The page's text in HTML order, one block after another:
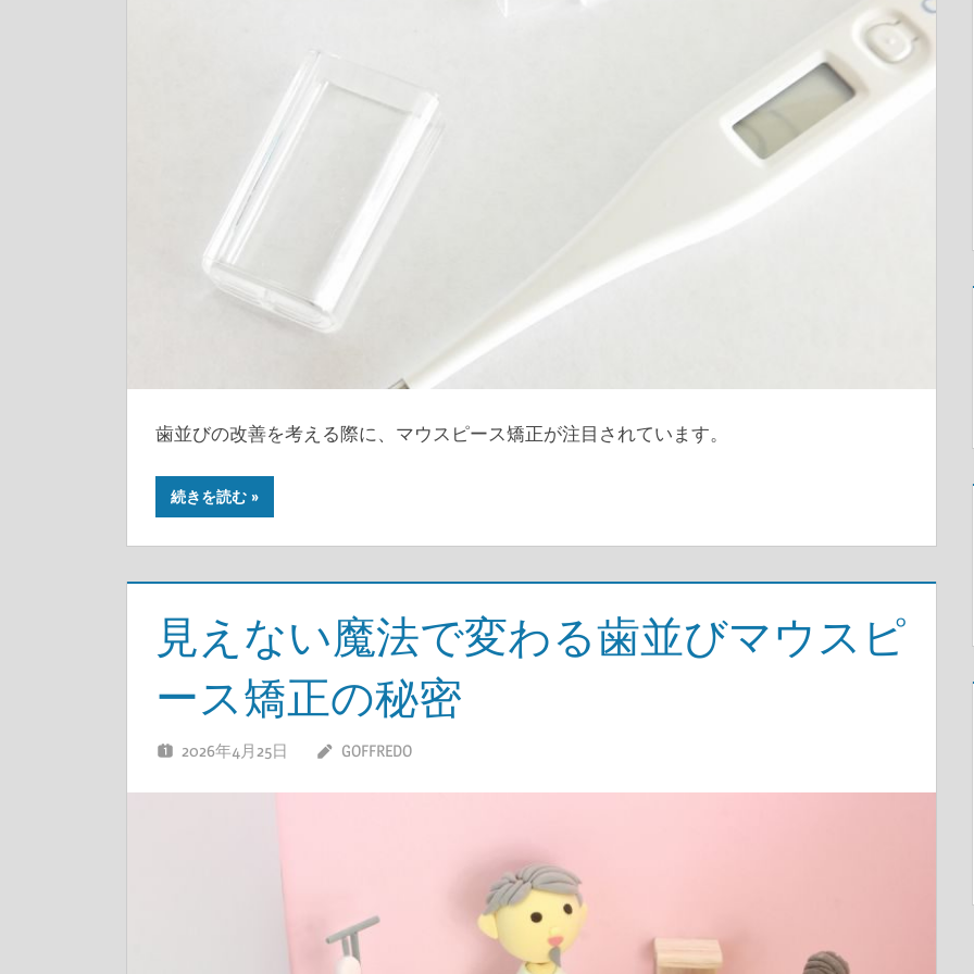
歯並びの改善を考える際に、マウスピース矯正が注目されています。
続きを読む
見えない魔法で変わる歯並びマウスピ
ース矯正の秘密
2026年4月25日 GOFFREDO